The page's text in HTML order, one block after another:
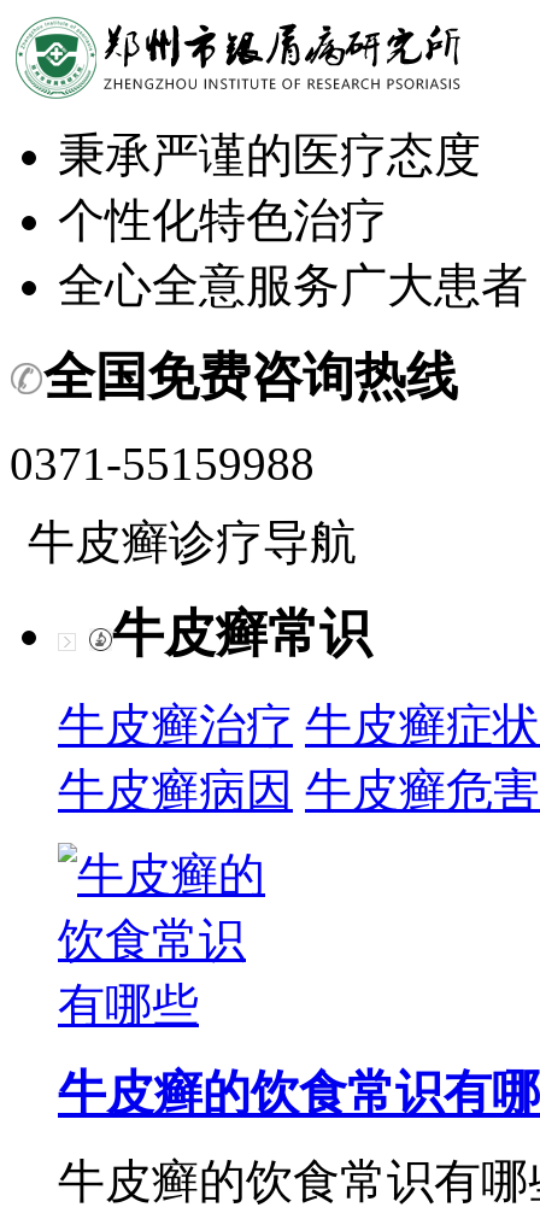
秉承严谨的医疗态度
个性化特色治疗
全心全意服务广大患者
全国免费咨询热线
0371-55159988
牛皮癣诊疗导航
牛皮癣常识
牛皮癣治疗 牛皮癣症状
牛皮癣病因 牛皮癣危害
牛皮癣的饮食常识有哪
牛皮癣的饮食常识有